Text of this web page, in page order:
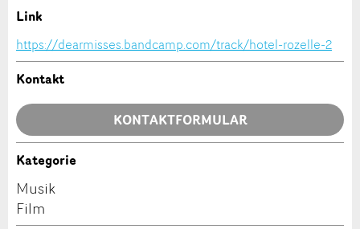
Ihr Feedback wird sehr geschätzt!
Allgemeines Feedback
Anzeige nicht mehr gültig
Empfehlen Sie diese Anzeige an Freunde weiter.
Link
https://dearmisses.bandcamp.com/track/hotel-rozelle-2
Kontakt
KONTAKTFORMULAR
Kontakt
Kategorie
Musik
Film